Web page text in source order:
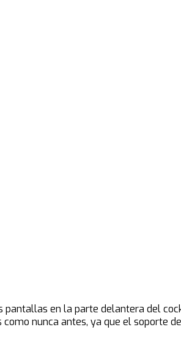
pantallas en la parte delantera del
nunca antes, ya que el